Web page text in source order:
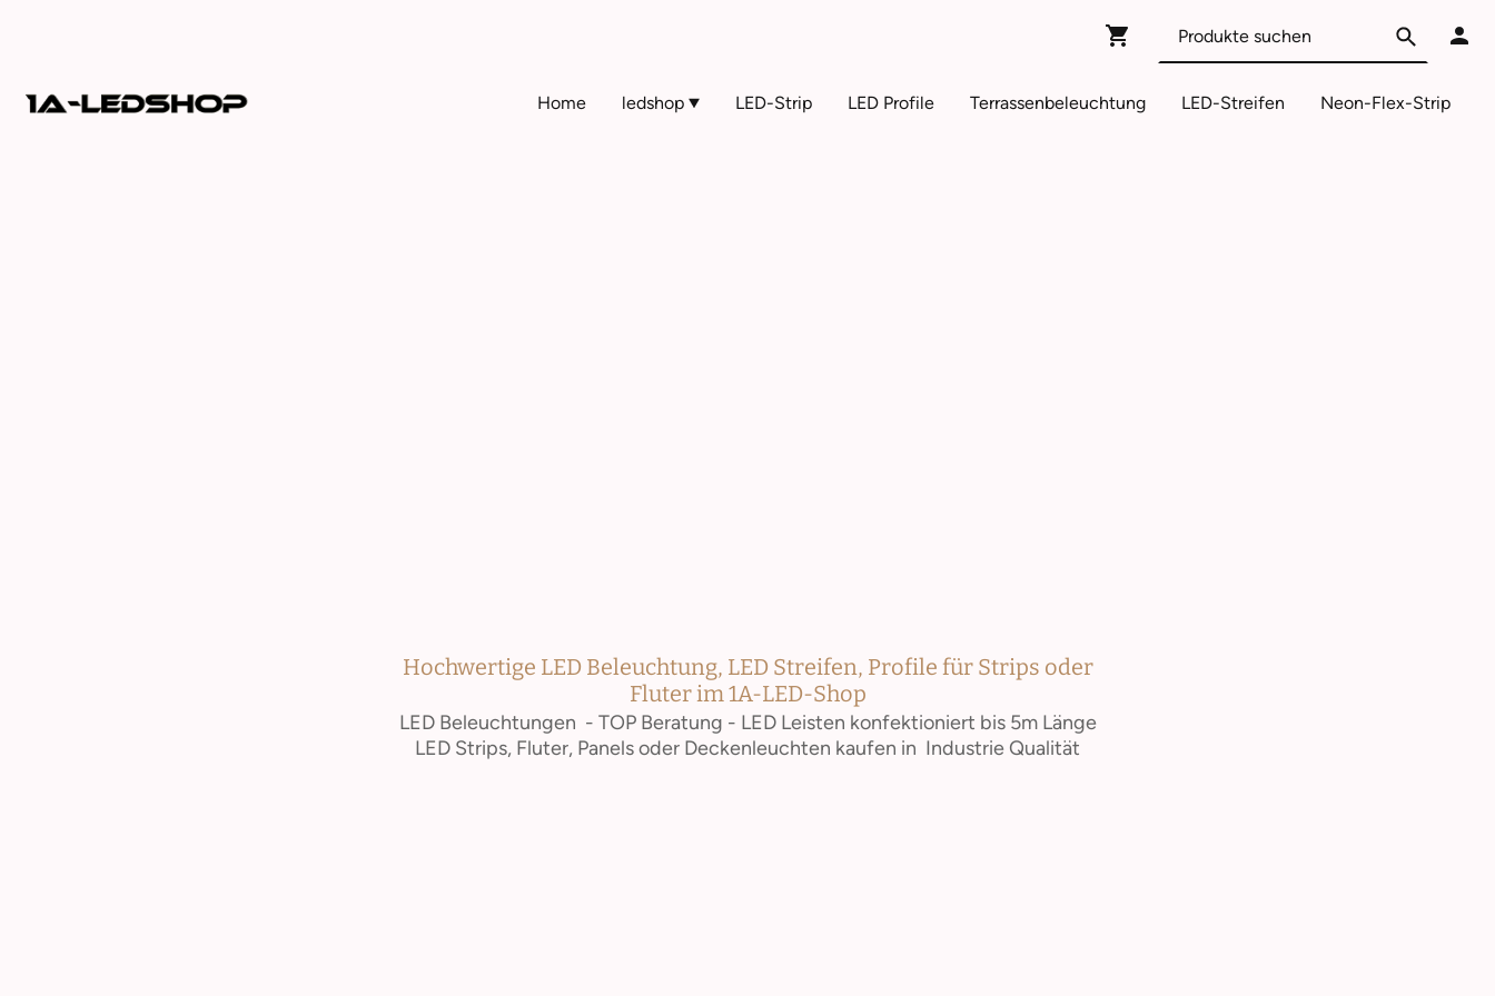
Home ledshop LED-Strip LED Profile Terrassenbeleuchtung LED-Streifen Neon-Flex-Strip
Hochwertige LED Beleuchtung, LED Streifen, Profile für Strips oder
Fluter im 1A-LED-Shop
LED Beleuchtungen - TOP Beratung - LED Leisten konfektioniert bis 5m Länge
LED Strips, Fluter, Panels oder Deckenleuchten kaufen in Industrie Qualität